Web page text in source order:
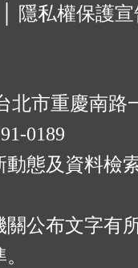
隱私權保護
北市重慶南路
0189
態及資料檢
公布文字有